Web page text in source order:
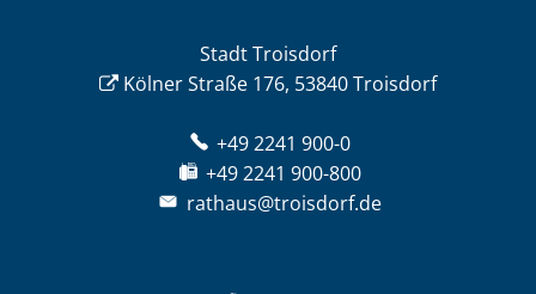
Stadt Troisdorf
Kölner Straße 176, 53840 Troisdorf
+49 2241 900-0
+49 2241 900-800
rathaus@troisdorf.de